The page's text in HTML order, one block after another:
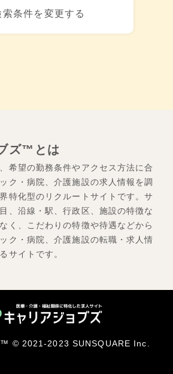
索条件を変更する
ズ™とは
希望の勤務条件やアクセス方法に合
ク・病院、介護施設の求人情報を調
特化型のリクルートサイトです。サ
、沿線・駅、行政区、施設の特徴な
く、こだわりの特徴や待遇などから
ク・病院、介護施設の転職・求人情
サイトです。
™ © 2021-2023 SUNSQUARE Inc.